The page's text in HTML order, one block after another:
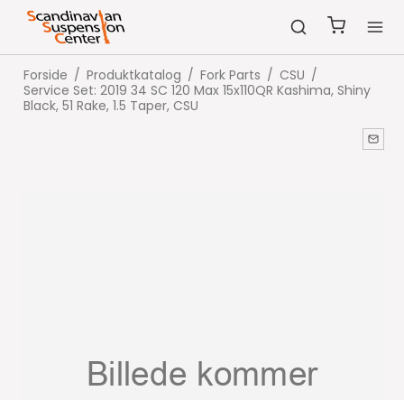
Forside / Produktkatalog / Fork Parts / CSU /
Service Set: 2019 34 SC 120 Max 15x110QR Kashima, Shiny
Black, 51 Rake, 1.5 Taper, CSU